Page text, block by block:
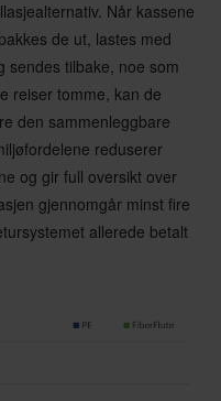
Når kassene
de ut, lastes med
sendes tilbake, noe som
reiser tomme, kan de
den sammenleggbare
reduserer
og gir full oversikt over
gjennomgår minst fire
allerede betalt